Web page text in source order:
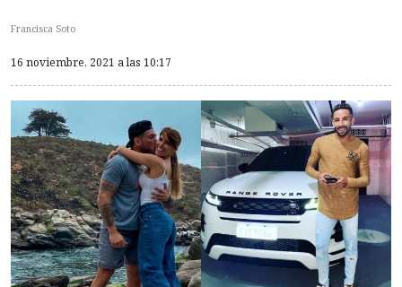
Francisca Soto
16 noviembre, 2021 a las 10:17